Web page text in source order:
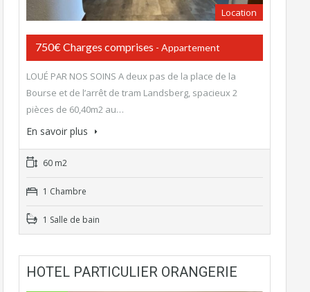
Location
750€ Charges comprises - Appartement
LOUÉ PAR NOS SOINS A deux pas de la place de la
Bourse et de l’arrêt de tram Landsberg, spacieux 2
pièces de 60,40m2 au…
En savoir plus
60 m2
1 Chambre
1 Salle de bain
HOTEL PARTICULIER ORANGERIE